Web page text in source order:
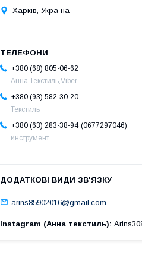
Харків, Україна
+380 (68) 805-06-62
Анна Текстиль,Viber
+380 (93) 582-30-20
Текстиль
+380 (63) 283-38-94 0677297046
инструмент
arins85902016@gmail.com
Instagram (Анна текстиль)